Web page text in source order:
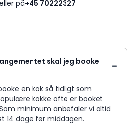
på+45 70222327
skal jeg booke
en kok så tidligt som
kokke ofte er booket
minimum anbefaler vi altid
14 dage før middagen.